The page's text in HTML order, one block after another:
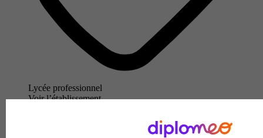
Lycée professionnel
Voir l’établissement